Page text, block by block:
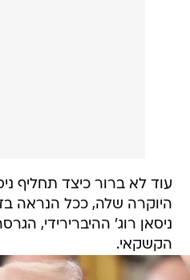
עוד לא ברור כיצד תחליף
היוקרה שלה, ככל הנראה
ניסאן רוג' ההיברירידי,
הקשקאי.